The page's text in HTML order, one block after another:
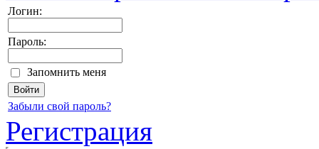
Логин:
Пароль:
Запомнить меня
Забыли свой пароль?
Регистрация